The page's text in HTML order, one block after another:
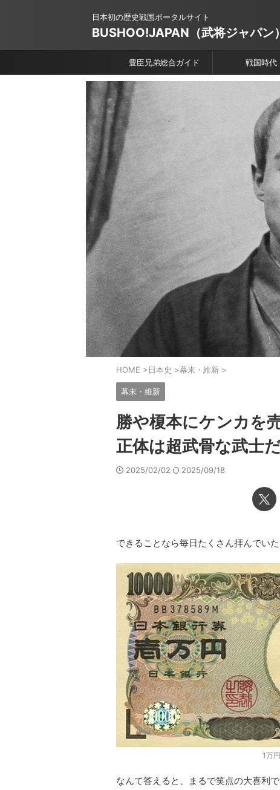
日本初の歴史戦国ポータルサイト
BUSHOO!JAPAN（武将ジャパン）
豊臣兄弟総合ガイド 戦国時代
HOME >日本史 >幕末・維新 >
幕末・維新
勝や榎本にケンカを
正体は超武骨な武士
2025/02/02 2025/09/18
できることなら毎日たくさん拝んでい
1万
なんて答えると、まるで笑点の大喜利